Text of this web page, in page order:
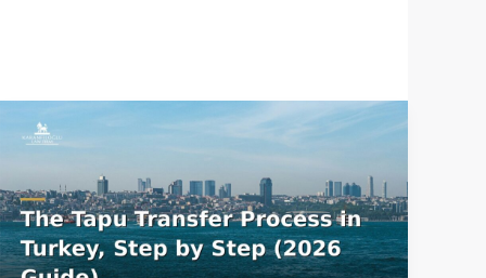
إجراءات
الطابو
في
تركيا:
دليل